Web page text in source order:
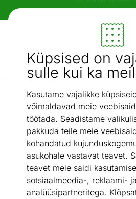
Küpsised on
sulle kui ka
Kasutame vajalikke
võimaldavad meie
töötada. Seadistame
pakkuda teile meie
kohandatud
asukohale vastavat teavet.
teavet meie saidi
sotsiaalmeedia-, reklaami- ja
analüüsipartneritega.
Paindlikud ja
Mööbel ja sisustus - ON24
Otsi...
Kõik madratsid / Rullmadrats